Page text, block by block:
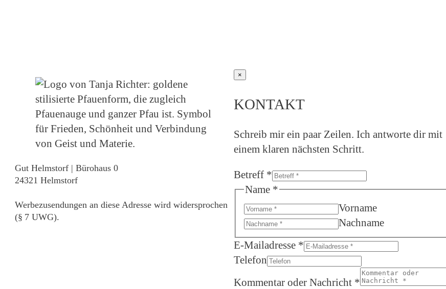
Gut Helmstorf | Bürohaus 0
24321 Helmstorf
Werbezusendungen an diese Adresse wird widersprochen
(§ 7 UWG).
×
KONTAKT
Schreib mir ein paar Zeilen. Ich antworte dir mit
einem klaren nächsten Schritt.
Betreff *
Name *
Vorname
Nachname
E-Mailadresse *
Telefon
Kommentar oder Nachricht *